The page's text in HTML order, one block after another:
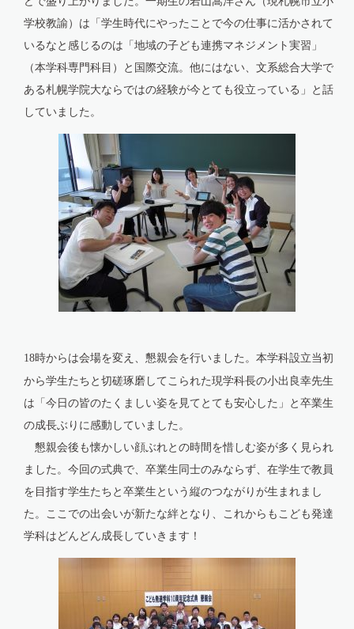
学校教諭）は「学生時代にやったことで今の仕事に活かされて
いるなと感じるのは「地域の子ども連携マネジメント実習」
（本学科専門科目）と国際交流。他にはない、文系総合大学で
ある札幌学院大ならではの経験が今とても役立っている」と話
していました。
18時からは会場を変え、懇親会を行いました。本学科設立当初
から学生たちと切磋琢磨してこられた現学科長の小出良幸先生
は「今日の皆のたくましい姿を見てとても安心した」と卒業生
の成長ぶりに感動していました。
懇親会後も懐かしい顔ぶれとの時間を惜しむ姿が多く見られ
ました。今回の式典で、卒業生同士のみならず、在学生で教員
を目指す学生たちと卒業生という縦のつながりが生まれまし
た。ここでの出会いが新たな絆となり、これからもこども発達
学科はどんどん成長していきます！